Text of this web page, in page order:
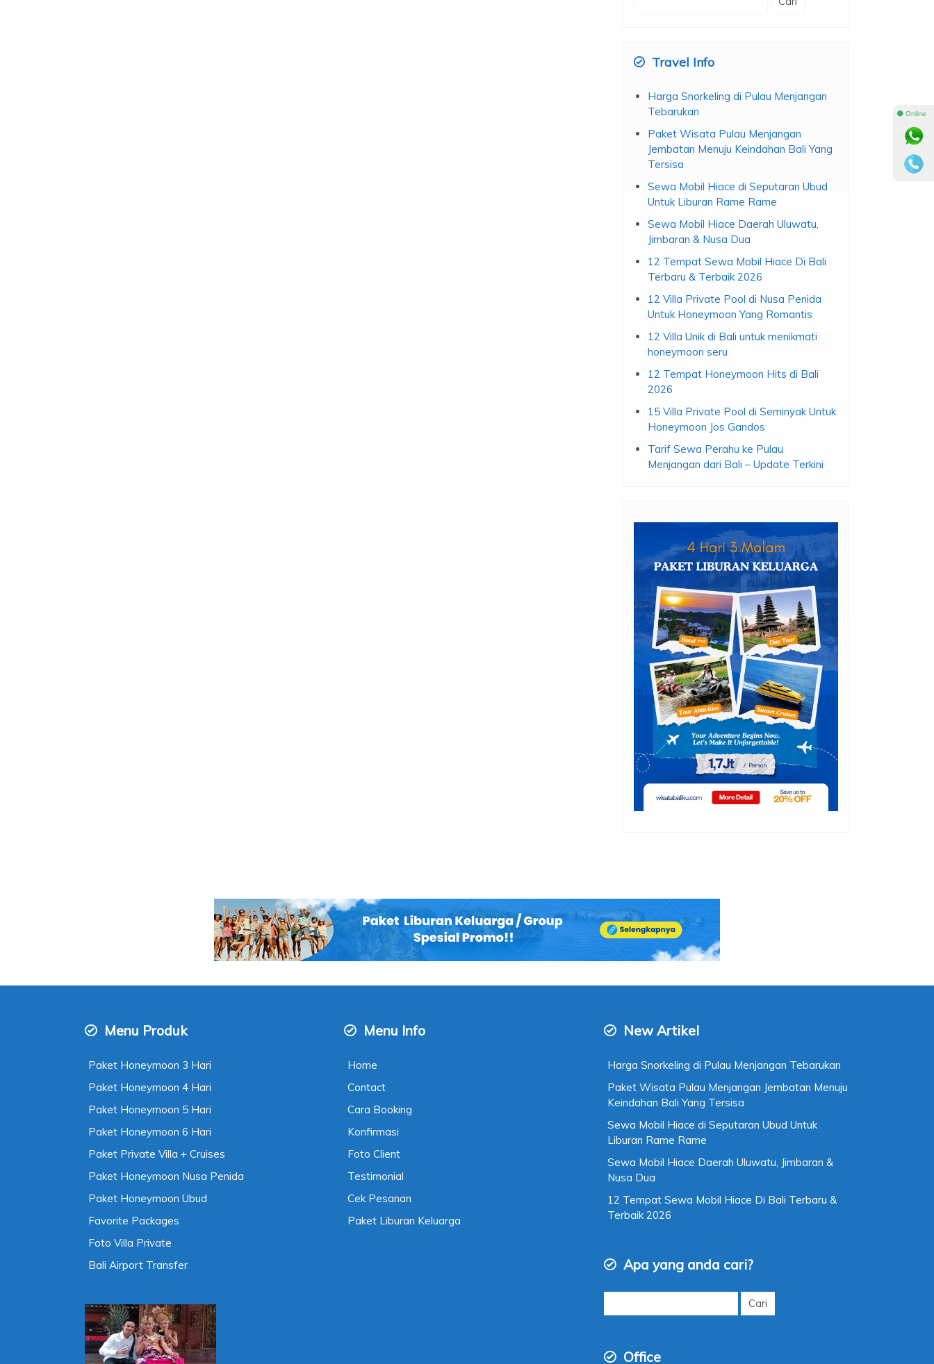
Travel Info
Harga Snorkeling di Pulau Menjangan
Tebarukan
Paket Wisata Pulau Menjangan
Jembatan Menuju Keindahan Bali Yang
Tersisa
Sewa Mobil Hiace di Seputaran Ubud
Untuk Liburan Rame Rame
Sewa Mobil Hiace Daerah Uluwatu,
Jimbaran & Nusa Dua
12 Tempat Sewa Mobil Hiace Di Bali
Terbaru & Terbaik 2026
12 Villa Private Pool di Nusa Penida
Untuk Honeymoon Yang Romantis
12 Villa Unik di Bali untuk menikmati
honeymoon seru
12 Tempat Honeymoon Hits di Bali
2026
15 Villa Private Pool di Seminyak Untuk
Honeymoon Jos Gandos
Tarif Sewa Perahu ke Pulau
Menjangan dari Bali – Update Terkini
Menu Produk
Paket Honeymoon 3 Hari
Paket Honeymoon 4 Hari
Paket Honeymoon 5 Hari
Paket Honeymoon 6 Hari
Paket Private Villa + Cruises
Paket Honeymoon Nusa Penida
Paket Honeymoon Ubud
Favorite Packages
Foto Villa Private
Bali Airport Transfer
Menu Info
Home
Contact
Cara Booking
Konfirmasi
Foto Client
Testimonial
Cek Pesanan
Paket Liburan Keluarga
New Artikel
Harga Snorkeling di Pulau Menjangan Tebarukan
Paket Wisata Pulau Menjangan Jembatan Menuju
Keindahan Bali Yang Tersisa
Sewa Mobil Hiace di Seputaran Ubud Untuk
Liburan Rame Rame
Sewa Mobil Hiace Daerah Uluwatu, Jimbaran &
Nusa Dua
12 Tempat Sewa Mobil Hiace Di Bali Terbaru &
Terbaik 2026
Apa yang anda cari?
Cari
Office
⚫ Online